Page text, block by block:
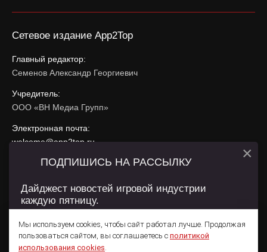
Сетевое издание App2Top
Главный редактор:
Семенов Александр Георгиевич
Учредитель:
ООО «ВН Медиа Групп»
Электронная почта:
welcome@app2top.ru
При использовании материалов активная ссылка на
Сайт использует IP адреса, cookie, данные геолокации
использования содержатся вПолитике конфиденциальностии
Пользовательском соглашении .
Мы используем cookies, чтобы сайт работал лучше. Продолжая
пользоваться сайтом, вы соглашаетесь с политикой
использования cookies.
ПОДПИШИСЬ НА РАССЫЛКУ
Дайджест новостей игровой индустрии
каждую пятницу.
×